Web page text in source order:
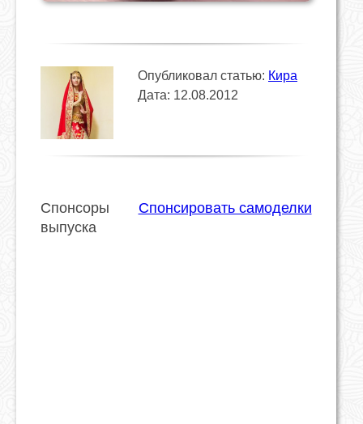
Опубликовал статью: Кира
Дата: 12.08.2012
Спонсировать самоделки
Спонсоры
выпуска